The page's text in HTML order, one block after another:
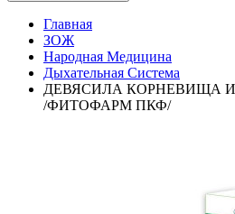
Главная
ЗОЖ
Народная Медицина
Дыхательная Система
ДЕВЯСИЛА КОРНЕВИЩА И
/ФИТОФАРМ ПКФ/